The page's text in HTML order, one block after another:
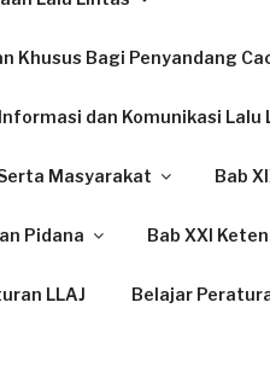
Khusus Bagi Penyandang
dan Komunikasi
Masyarakat Bab
Pidana Bab XXI
LLAJ Belajar